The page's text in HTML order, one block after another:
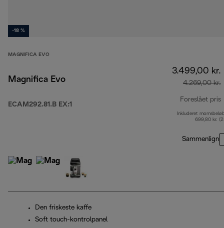
-18 %
MAGNIFICA EVO
Magnifica Evo
ECAM292.81.B EX:1
3.499,00 kr.
4.269,00 kr.
Foreslået pris
Inkluderet
699,80 kr.
Sammenlign
Den friskeste kaffe
Soft touch-kontrolpanel